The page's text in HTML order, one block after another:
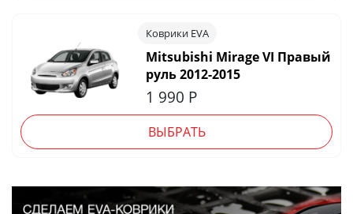
Коврики EVA
Mitsubishi Mirage VI Правый
руль 2012-2015
1 990 Р
ВЫБРАТЬ